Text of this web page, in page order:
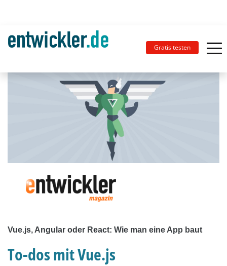
Gratis testen
Vue.js, Angular oder React: Wie man eine App baut
To-dos mit Vue.js